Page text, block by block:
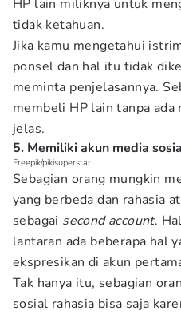
HP lain miliknya untuk
tidak ketahuan.
Jika kamu mengetahui
ponsel dan hal itu tidak
meminta penjelasannya.
membeli HP lain tanpa ada
jelas.
5. Memiliki akun media
Freepik/pikisuperstar
Sebagian orang mungkin
yang berbeda dan rahasia
sebagai second account.
lantaran ada beberapa hal
ekspresikan di akun
Tak hanya itu, sebagian
sosial rahasia bisa saja